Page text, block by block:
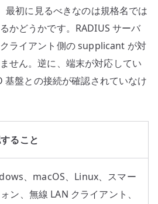
最初に見るべきなのは規格名では
かどうかです。RADIUS サーバ
ライアント側の supplicant が対
せん。逆に、端末が対応してい
基盤との接続が確認されていなけ
ること
、macOS、Linux、スマー
ォン、無線 LAN クライアント、